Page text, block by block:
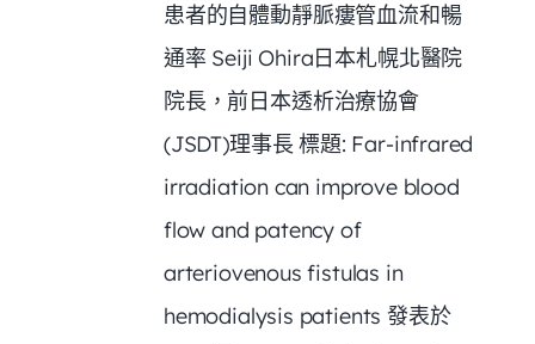
患者的自體動靜脈瘻管血流和暢
通率 Seiji Ohira日本札幌北醫院
院長，前日本透析治療協會
(JSDT)理事長 標題: Far-infrared
irradiation can improve blood
flow and patency of
arteriovenous fistulas in
hemodialysis patients 發表於